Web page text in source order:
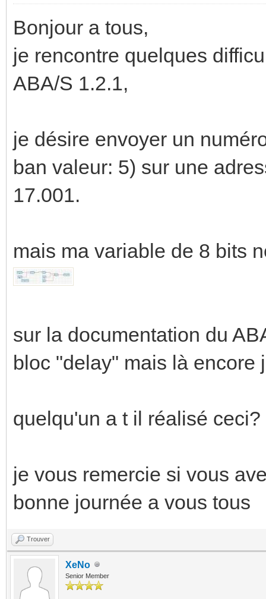
Bonjour a tous,
je rencontre quelques
ABA/S 1.2.1,
je désire envoyer un
ban valeur: 5) sur une
17.001.
mais ma variable de 8 bits
sur la documentation du
bloc "delay" mais là
quelqu'un a t il réalisé ceci?
je vous remercie si vous
bonne journée a vous tous
Trouver
XeNo
Senior Member